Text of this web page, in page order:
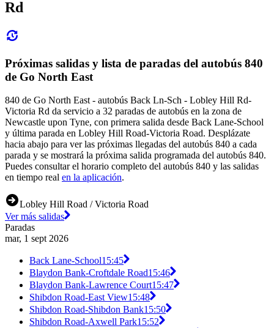
Rd
Próximas salidas y lista de paradas del autobús 840
de Go North East
840 de Go North East - autobús Back Ln-Sch - Lobley Hill Rd-
Victoria Rd da servicio a 32 paradas de autobús en la zona de
Newcastle upon Tyne, con primera salida desde Back Lane-School
y última parada en Lobley Hill Road-Victoria Road. Desplázate
hacia abajo para ver las próximas llegadas del autobús 840 a cada
parada y se mostrará la próxima salida programada del autobús 840.
Puedes consultar el horario completo del autobús 840 y las salidas
en tiempo real en la aplicación.
Lobley Hill Road / Victoria Road
Ver más salidas
Paradas
mar, 1 sept 2026
Back Lane-School15:45
Blaydon Bank-Croftdale Road15:46
Blaydon Bank-Lawrence Court15:47
Shibdon Road-East View15:48
Shibdon Road-Shibdon Bank15:50
Shibdon Road-Axwell Park15:52